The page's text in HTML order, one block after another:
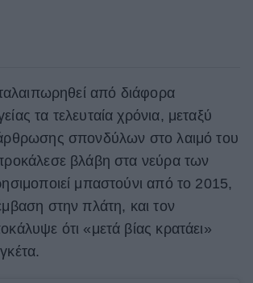
από διάφορα
τα τελευταία χρόνια, μεταξύ
σπονδύλων στο λαιμό του
βλάβη στα νεύρα των
μπαστούνι από το 2015,
στην πλάτη, και τον
ότι «μετά βίας κρατάει»